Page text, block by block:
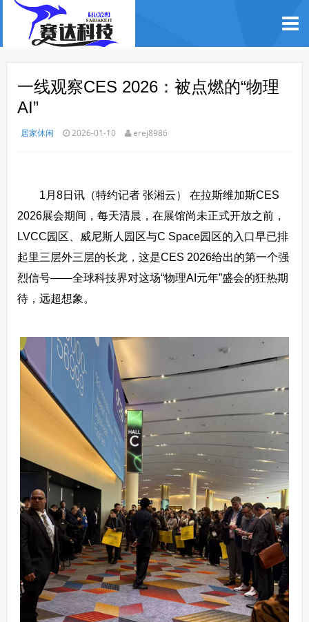
一线观察CES 2026：被点燃的“物理
AI”
居家休闲 2026-01-10 erej8986
1月8日讯（特约记者 张湘云） 在拉斯维加斯CES
2026展会期间，每天清晨，在展馆尚未正式开放之前，
LVCC园区、威尼斯人园区与C Space园区的入口早已排
起里三层外三层的长龙，这是CES 2026给出的第一个强
烈信号——全球科技界对这场“物理AI元年”盛会的狂热期
待，远超想象。